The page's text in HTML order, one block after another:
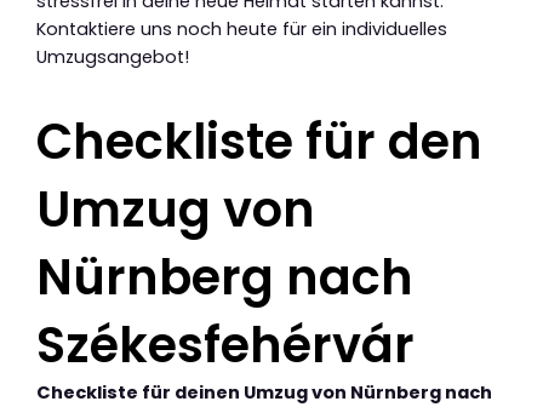
Kontaktiere uns noch heute für ein individuelles
Umzugsangebot!
Checkliste für den
Umzug von
Nürnberg nach
Székesfehérvár
Checkliste für deinen Umzug von Nürnberg nach